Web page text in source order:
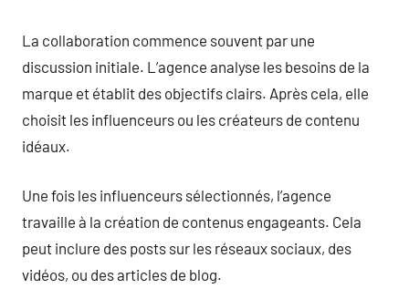
La collaboration commence souvent par une
discussion initiale. L’agence analyse les besoins de la
marque et établit des objectifs clairs. Après cela, elle
choisit les influenceurs ou les créateurs de contenu
idéaux.
Une fois les influenceurs sélectionnés, l’agence
travaille à la création de contenus engageants. Cela
peut inclure des posts sur les réseaux sociaux, des
vidéos, ou des articles de blog.